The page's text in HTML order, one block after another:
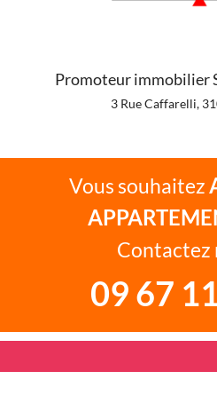
Promoteur immobilier
3 Rue Caffarelli,
Vous souhaitez
Contactez
09 67